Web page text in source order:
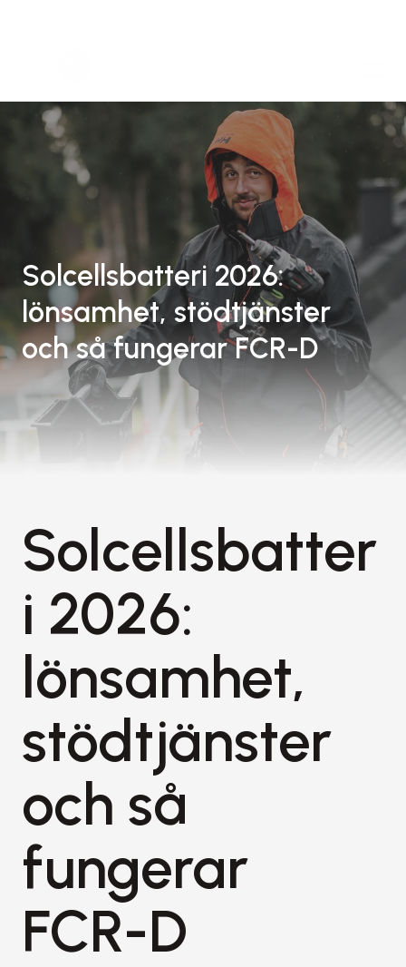
Solcellsbatteri 2026:
lönsamhet, stödtjänster
och så fungerar FCR-D
Solcellsbatter
i 2026:
lönsamhet,
stödtjänster
och så
fungerar
FCR-D